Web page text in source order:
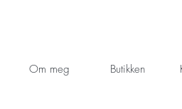
Om meg Butikken